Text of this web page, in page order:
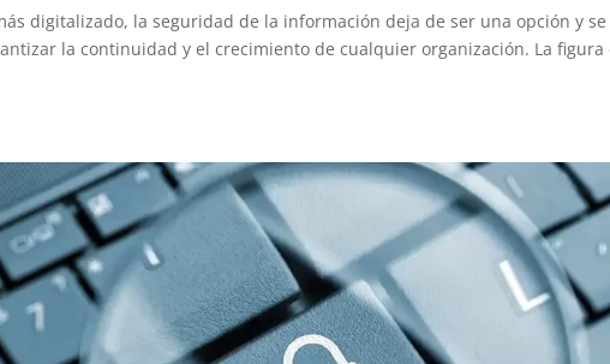
digitalizado, la seguridad de la información deja de ser una opción y se
la continuidad y el crecimiento de cualquier organización. La figura